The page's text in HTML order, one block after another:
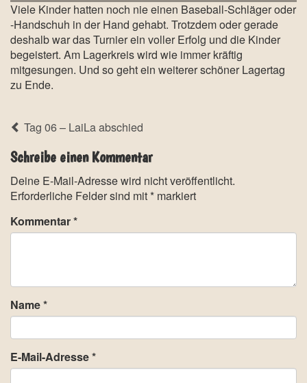
Viele Kinder hatten noch nie einen Baseball-Schläger oder
-Handschuh in der Hand gehabt. Trotzdem oder gerade
deshalb war das Turnier ein voller Erfolg und die Kinder
begeistert. Am Lagerkreis wird wie immer kräftig
mitgesungen. Und so geht ein weiterer schöner Lagertag
zu Ende.
Tag 06 – LaiLa abschied
Schreibe einen Kommentar
Deine E-Mail-Adresse wird nicht veröffentlicht.
Erforderliche Felder sind mit * markiert
Kommentar*
Name*
E-Mail-Adresse*